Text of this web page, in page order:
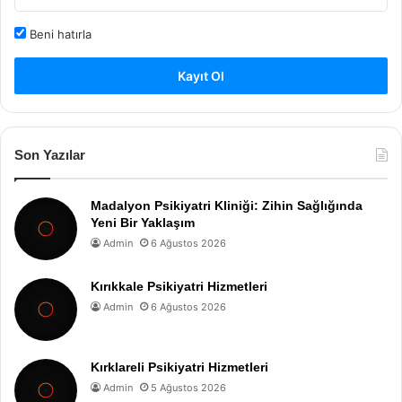
Beni hatırla
Kayıt Ol
Son Yazılar
Madalyon Psikiyatri Kliniği: Zihin Sağlığında
Yeni Bir Yaklaşım
Admin 6 Ağustos 2026
Kırıkkale Psikiyatri Hizmetleri
Admin 6 Ağustos 2026
Kırklareli Psikiyatri Hizmetleri
Admin 5 Ağustos 2026